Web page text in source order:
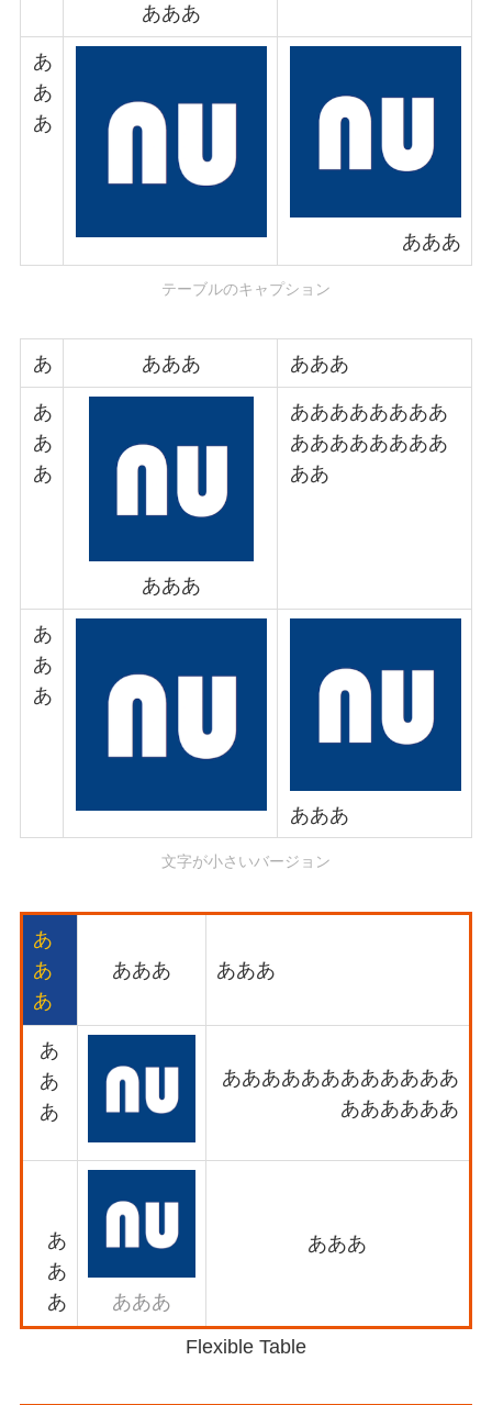
あああ
あ
あ
あ
あああ
テーブルのキャプション
あ あああ あああ
あ
あ
あ
あああ
ああああああああ
ああああああああ
ああ
あ
あ
あ
あああ
文字が小さいバージョン
あ
あ
あ
あああ あああ
あ
あ
あ
ああああああああああああ
ああああああ
あ
あ
あ
あああ
あああ
Flexible Table